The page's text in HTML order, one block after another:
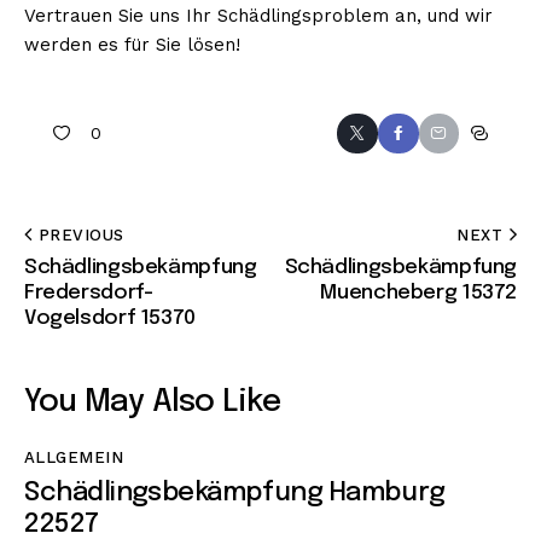
Vertrauen Sie uns Ihr Schädlingsproblem an, und wir
werden es für Sie lösen!
0
PREVIOUS
Schädlingsbekämpfung
Fredersdorf-
Vogelsdorf 15370
NEXT
Schädlingsbekämpfung
Muencheberg 15372
You May Also Like
ALLGEMEIN
Schädlingsbekämpfung Hamburg
22527